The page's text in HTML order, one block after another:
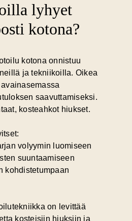
lyhyet
kotona?
kotona onnistuu
ja tekniikoilla. Oikea
saavuttamiseksi.
kosteahkot hiukset.
volyymin luomiseen
suuntaamiseen
kohdistetumpaan
on levittää
kosteisiin hiuksiin ja